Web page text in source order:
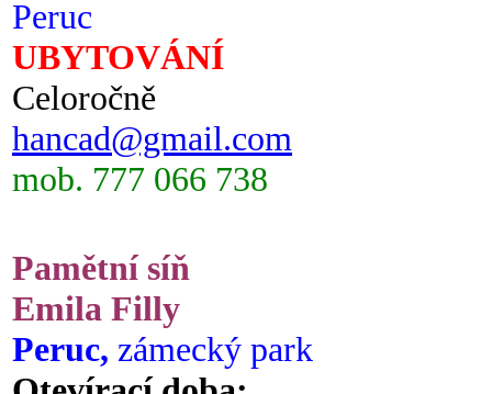
Peruc
UBYTOVÁNÍ
Celoročně
hancad@gmail.com
mob. 777 066 738
Pamětní síň
Emila Filly
Peruc, zámecký park